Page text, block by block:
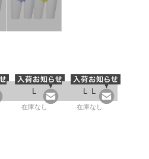
Ｌ
在庫なし
ＬＬ
在庫なし